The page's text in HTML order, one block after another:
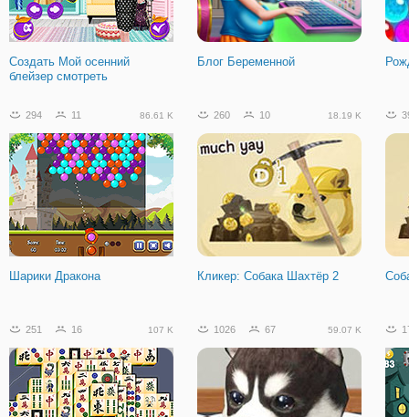
Зомби на арене -
многопользовательская
МайнКрафт.ИО
5470 502
Короткая жизнь
Создать Мой осенний
блейзер смотреть
Блог Беременной
294 11 86.61 K
Шарики Дракона
260 10 18.19 K
Кликер: Собака Шахтёр 2
251 16 107 K 1026 67 59.07 K